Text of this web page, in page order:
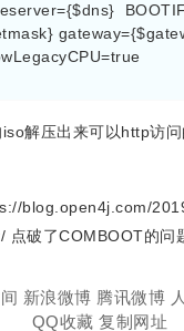
解压出来可以http访问
blog.open4j.com/
破了COMBOOT的问
新浪微博 腾讯微博
QQ收藏 复制网址